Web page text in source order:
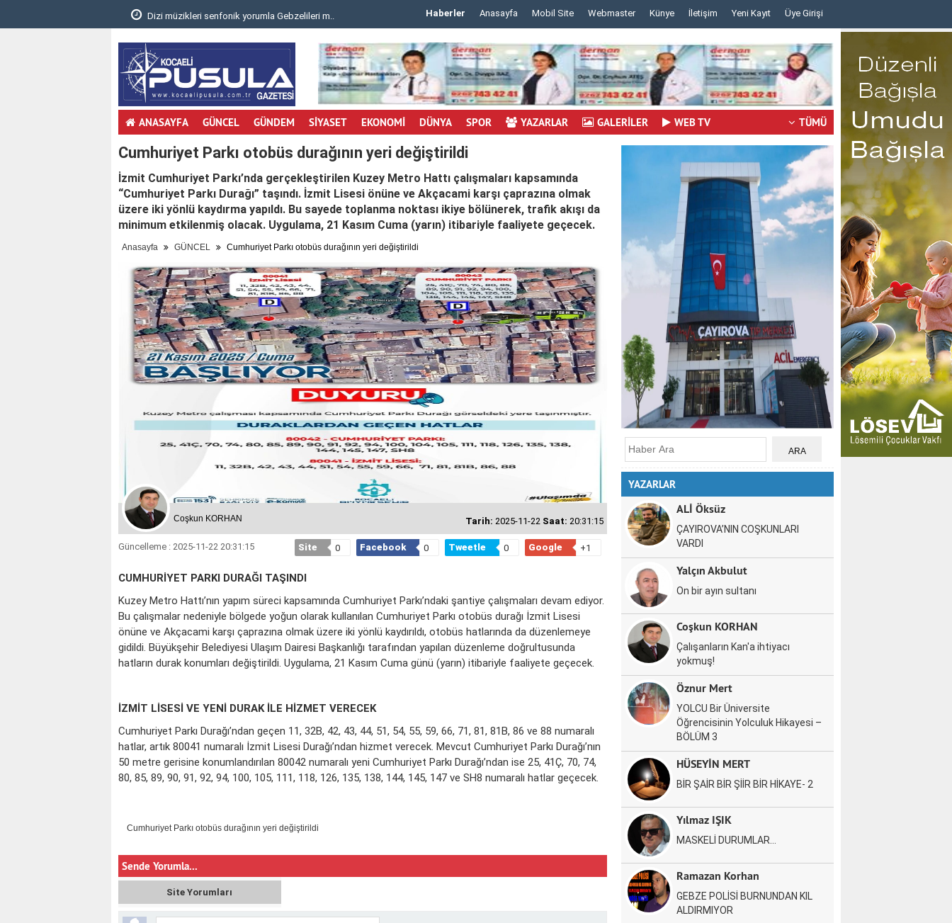
Dizi müzikleri senfonik yorumla Gebzelileri m.. Haberler Anasayfa Mobil Site Webmaster Künye İletişim Yeni Kayıt Üye Girişi
ANASAYFA GÜNCEL GÜNDEM SİYASET EKONOMİ DÜNYA SPOR YAZARLAR GALERİLER WEB TV TÜMÜ
Cumhuriyet Parkı otobüs durağının yeri değiştirildi
İzmit Cumhuriyet Parkı’nda gerçekleştirilen Kuzey Metro Hattı çalışmaları kapsamında
“Cumhuriyet Parkı Durağı” taşındı. İzmit Lisesi önüne ve Akçacami karşı çaprazına olmak
üzere iki yönlü kaydırma yapıldı. Bu sayede toplanma noktası ikiye bölünerek, trafik akışı da
minimum etkilenmiş olacak. Uygulama, 21 Kasım Cuma (yarın) itibariyle faaliyete geçecek.
Anasayfa GÜNCEL Cumhuriyet Parkı otobüs durağının yeri değiştirildi
Coşkun KORHAN Tarih: 2025-11-22 Saat: 20:31:15
Güncelleme : 2025-11-22 20:31:15 Site 0 Facebook 0 Tweetle 0 Google +1
CUMHURİYET PARKI DURAĞI TAŞINDI
Kuzey Metro Hattı’nın yapım süreci kapsamında Cumhuriyet Parkı’ndaki şantiye çalışmaları devam ediyor.
Bu çalışmalar nedeniyle bölgede yoğun olarak kullanılan Cumhuriyet Parkı otobüs durağı İzmit Lisesi
önüne ve Akçacami karşı çaprazına olmak üzere iki yönlü kaydırıldı, otobüs hatlarında da düzenlemeye
gidildi. Büyükşehir Belediyesi Ulaşım Dairesi Başkanlığı tarafından yapılan düzenleme doğrultusunda
hatların durak konumları değiştirildi. Uygulama, 21 Kasım Cuma günü (yarın) itibariyle faaliyete geçecek.
İZMİT LİSESİ VE YENİ DURAK İLE HİZMET VERECEK
Cumhuriyet Parkı Durağı’ndan geçen 11, 32B, 42, 43, 44, 51, 54, 55, 59, 66, 71, 81, 81B, 86 ve 88 numaralı
hatlar, artık 80041 numaralı İzmit Lisesi Durağı’ndan hizmet verecek. Mevcut Cumhuriyet Parkı Durağı’nın
50 metre gerisine konumlandırılan 80042 numaralı yeni Cumhuriyet Parkı Durağı’ndan ise 25, 41Ç, 70, 74,
80, 85, 89, 90, 91, 92, 94, 100, 105, 111, 118, 126, 135, 138, 144, 145, 147 ve SH8 numaralı hatlar geçecek.
Cumhuriyet Parkı otobüs durağının yeri değiştirildi
Sende Yorumla...
Site Yorumları
YAZARLAR
ALİ Öksüz
ÇAYIROVA’NIN COŞKUNLARI
VARDI
Yalçın Akbulut
On bir ayın sultanı
Coşkun KORHAN
Çalışanların Kan'a ihtiyacı
yokmuş!
Öznur Mert
YOLCU Bir Üniversite
Öğrencisinin Yolculuk Hikayesi –
BÖLÜM 3
HÜSEYİN MERT
BİR ŞAİR BİR ŞİİR BİR HİKAYE- 2
Yılmaz IŞIK
MASKELİ DURUMLAR…
Ramazan Korhan
GEBZE POLİSİ BURNUNDAN KIL
ALDIRMIYOR